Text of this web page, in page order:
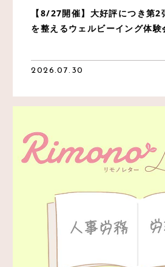
【8/27開催】大好評につき第2
を整えるウェルビーイング体験
2026.07.30